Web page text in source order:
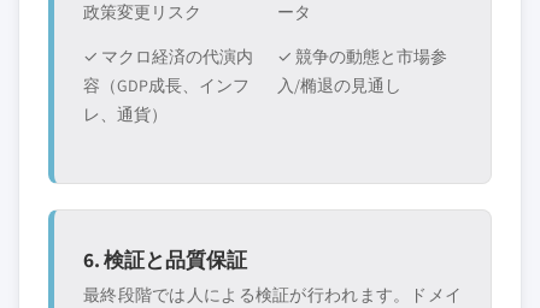
政策変更リスク
ータ
✓ マクロ経済の代演内
容（GDP成長、インフ
レ、通貨）
✓ 競争の動態と市場参
入/椭退の見通し
6. 検証と品質保証
最終段階では人による検証が行われます。ドメイ